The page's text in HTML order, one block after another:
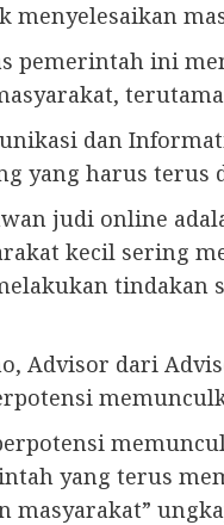
menyelesaikan
pemerintah ini
dan
yang harus terus
judi online
kecil sering
tindakan
Advisor dari
yang terus
masyarakat”